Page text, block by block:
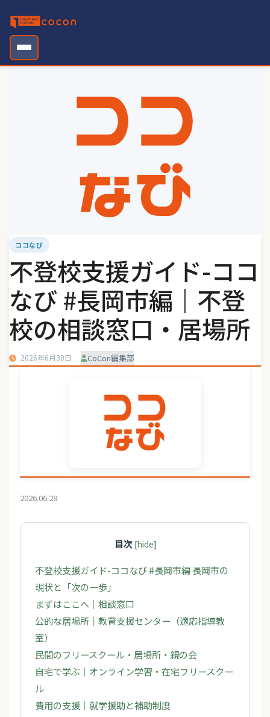
content
ココなび
不登校支援ガイド-ココ
なび #長岡市編｜不登
校の相談窓口・居場所
2026年6月30日 CoCon編集部
2026.06.28
目次 [hide]
不登校支援ガイド-ココなび #長岡市編 長岡市の
現状と「次の一歩」
まずはここへ｜相談窓口
公的な居場所｜教育支援センター（適応指導教
室）
民間のフリースクール・居場所・親の会
自宅で学ぶ｜オンライン学習・在宅フリースクー
ル
費用の支援｜就学援助と補助制度